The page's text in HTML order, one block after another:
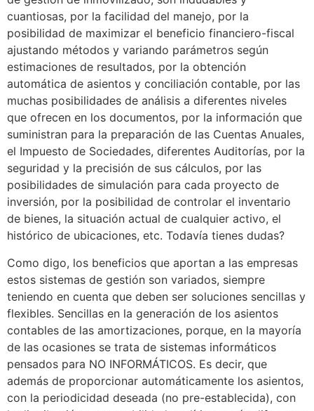
cuantiosas, por la facilidad del manejo, por la
posibilidad de maximizar el beneficio financiero-fiscal
ajustando métodos y variando parámetros según
estimaciones de resultados, por la obtención
automática de asientos y conciliación contable, por las
muchas posibilidades de análisis a diferentes niveles
que ofrecen en los documentos, por la información que
suministran para la preparación de las Cuentas Anuales,
el Impuesto de Sociedades, diferentes Auditorías, por la
seguridad y la precisión de sus cálculos, por las
posibilidades de simulación para cada proyecto de
inversión, por la posibilidad de controlar el inventario
de bienes, la situación actual de cualquier activo, el
histórico de ubicaciones, etc. Todavía tienes dudas?
Como digo, los beneficios que aportan a las empresas
estos sistemas de gestión son variados, siempre
teniendo en cuenta que deben ser soluciones sencillas y
flexibles. Sencillas en la generación de los asientos
contables de las amortizaciones, porque, en la mayoría
de las ocasiones se trata de sistemas informáticos
pensados para NO INFORMÁTICOS. Es decir, que
además de proporcionar automáticamente los asientos,
con la periodicidad deseada (no pre-establecida), con